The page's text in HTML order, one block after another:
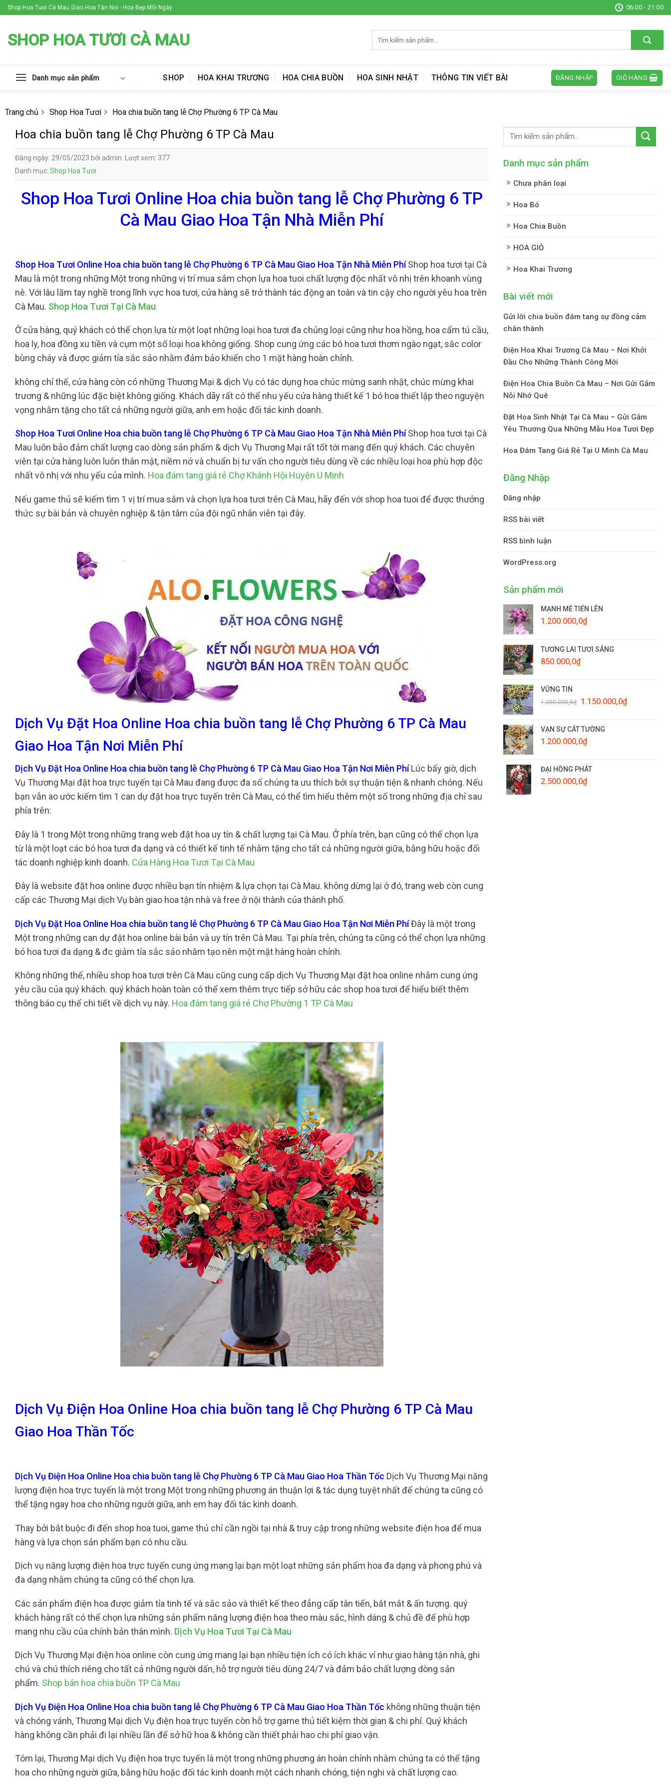
Skip
to
Shop Hoa Tươi Cà Mau Giao Hoa Tận Nơi - Hoa Đẹp Mỗi Ngày 06:00 - 21:00
SHOP HOA TƯƠI CÀ MAU
kiếm:
Danh mục sản phẩm SHOP HOA KHAI TRƯƠNG HOA CHIA BUỒN HOA SINH NHẬT THÔNG TIN VIẾT BÀI ĐĂNG NHẬP GIỎ HÀNG
Trang chủ Shop Hoa Tươi Hoa chia buồn tang lễ Chợ Phường 6 TP Cà Mau
Hoa chia buồn tang lễ Chợ Phường 6 TP Cà Mau
Đăng ngày: 29/05/2023 bởi admin. Lượt xem: 377
Danh mục: Shop Hoa Tươi
Shop Hoa Tươi Online Hoa chia buồn tang lễ Chợ Phường 6 TP
Cà Mau Giao Hoa Tận Nhà Miễn Phí
Shop Hoa Tươi Online Hoa chia buồn tang lễ Chợ Phường 6 TP Cà Mau Giao Hoa Tận Nhà Miễn PhíShop hoa tươi tại Cà
Mau là một trong những Một trong những vị trí mua sắm chọn lựa hoa tuoi chất lượng độc nhất vô nhị trên khoanh vùng
nè. Với lâu lăm tay nghề trong lĩnh vực hoa tươi, cửa hàng sẽ trở thành tác động an toàn và tin cậy cho người yêu hoa trên
Cà Mau. Shop Hoa Tươi Tại Cà Mau
Ở cửa hàng, quý khách có thể chọn lựa từ một loạt những loại hoa tươi đa chủng loại cũng như hoa hồng, hoa cẩm tú cầu,
hoa ly, hoa đồng xu tiền và cụm một số loại hoa không giống. Shop cung ứng các bó hoa tươi thơm ngào ngạt, sắc color
bùng cháy và được giảm tỉa sắc sảo nhằm đảm bảo khiến cho 1 mặt hàng hoàn chỉnh.
không chỉ thế, cửa hàng còn có những Thương Mại & dịch Vụ có tác dụng hoa chúc mừng sanh nhật, chúc mừng khai
trương & những lúc đặc biệt không giống. Khách dãy rất có thể nhu yếu cửa hàng thiết kế 1 bó hoa thiết lập theo nguyện
vọng nhằm tặng cho tất cả những người giữa, anh em hoặc đối tác kinh doanh.
Shop Hoa Tươi Online Hoa chia buồn tang lễ Chợ Phường 6 TP Cà Mau Giao Hoa Tận Nhà Miễn PhíShop hoa tươi tại Cà
Mau luôn bảo đảm chất lượng cao dòng sản phẩm & dịch Vụ Thương Mại rất tốt tới mang đến quý khách. Các chuyên
viên tại cửa hàng luôn luôn thân mật, niềm nở và chuẩn bị tư vấn cho người tiêu dùng về các nhiều loại hoa phù hợp độc
nhất vô nhị với nhu yếu của mình. Hoa đám tang giá rẻ Chợ Khánh Hội Huyện U Minh
Nếu game thủ sẽ kiếm tìm 1 vị trí mua sắm và chọn lựa hoa tươi trên Cà Mau, hãy đến với shop hoa tuoi để được thưởng
thức sự bài bản và chuyên nghiệp & tận tâm của đội ngũ nhân viên tại đây.
Dịch Vụ Đặt Hoa Online Hoa chia buồn tang lễ Chợ Phường 6 TP Cà Mau
Giao Hoa Tận Nơi Miễn Phí
Dịch Vụ Đặt Hoa Online Hoa chia buồn tang lễ Chợ Phường 6 TP Cà Mau Giao Hoa Tận Nơi Miễn PhíLúc bấy giờ, dịch
Vụ Thương Mại đặt hoa trực tuyến tại Cà Mau đang được đa số chúng ta ưu thích bởi sự thuận tiện & nhanh chóng. Nếu
bạn vẫn ao ước kiếm tìm 1 can dự đặt hoa trực tuyến trên Cà Mau, có thể tìm hiểu thêm một số trong những địa chỉ sau
phía trên:
Đây là 1 trong Một trong những trang web đặt hoa uy tín & chất lượng tại Cà Mau. Ở phía trên, bạn cũng có thể chọn lựa
từ là một loạt các bó hoa tươi đa dạng và có thiết kế tinh tế nhằm tặng cho tất cả những người giữa, bằng hữu hoặc đối
tác doanh nghiệp kinh doanh. Cửa Hàng Hoa Tươi Tại Cà Mau
Đây là website đặt hoa online được nhiều bạn tín nhiệm & lựa chọn tại Cà Mau. không dừng lại ở đó, trang web còn cung
cấp các Thương Mại dịch Vụ bàn giao hoa tận nhà và free ở nội thành của thành phố.
Dịch Vụ Đặt Hoa Online Hoa chia buồn tang lễ Chợ Phường 6 TP Cà Mau Giao Hoa Tận Nơi Miễn PhíĐây là một trong
Một trong những can dự đặt hoa online bài bản và uy tín trên Cà Mau. Tại phía trên, chúng ta cũng có thể chọn lựa những
bó hoa tươi đa dạng & đc giảm tỉa sắc sảo nhằm tạo nên một mặt hàng hoàn chỉnh.
Không những thế, nhiều shop hoa tươi trên Cà Mau cũng cung cấp dịch Vụ Thương Mại đặt hoa online nhằm cung ứng
yêu cầu của quý khách. quý khách hoàn toàn có thể xem thêm trực tiếp sở hữu các shop hoa tươi để hiểu biết thêm
thông báo cụ thể chi tiết về dịch vụ này. Hoa đám tang giá rẻ Chợ Phường 1 TP Cà Mau
Dịch Vụ Điện Hoa Online Hoa chia buồn tang lễ Chợ Phường 6 TP Cà Mau
Giao Hoa Thần Tốc
Dịch Vụ Điện Hoa Online Hoa chia buồn tang lễ Chợ Phường 6 TP Cà Mau Giao Hoa Thần Tốc Dịch Vụ Thương Mại năng
lượng điện hoa trực tuyến là một trong Một trong những phương án thuận lợi & tác dụng tuyệt nhất để chúng ta cũng có
thể tặng ngay hoa cho những người giữa, anh em hay đối tác kinh doanh.
Thay bởi bắt buộc đi đến shop hoa tuoi, game thủ chỉ cần ngồi tại nhà & truy cập trong những website điện hoa để mua
hàng và lựa chọn sản phẩm bạn có nhu cầu.
Dịch vụ năng lượng điện hoa trực tuyến cung ứng mang lại bạn một loạt những sản phẩm hoa đa dạng và phong phú và
đa dạng nhằm chúng ta cũng có thể chọn lựa.
Các sản phẩm điện hoa được giảm tỉa tinh tế và sắc sảo và thiết kế theo đẳng cấp tân tiến, bắt mắt & ấn tượng. quý
khách hàng rất có thể chọn lựa những sản phẩm năng lượng điện hoa theo màu sắc, hình dáng & chủ đề để phù hợp
mang nhu cầu của chính bản thân mình. Dịch Vụ Hoa Tươi Tại Cà Mau
Dịch Vụ Thương Mại điện hoa online còn cung ứng mang lại bạn nhiều tiện ích có ích khác ví như giao hàng tận nhà, ghi
chú và chú thích riêng cho tất cả những người dấn, hỗ trợ người tiêu dùng 24/7 và đảm bảo chất lượng dòng sản
phẩm. Shop bán hoa chia buồn TP Cà Mau
Dịch Vụ Điện Hoa Online Hoa chia buồn tang lễ Chợ Phường 6 TP Cà Mau Giao Hoa Thần Tốc không những thuận tiện
và chóng vánh, Thương Mại dịch Vụ điện hoa trực tuyến còn hỗ trợ game thủ tiết kiệm thời gian & chi phí. Quý khách
hàng không cần phải đi lại nhiều lần để sở hữ hoa & không cần thiết phải hao chi phí giao vận.
Tóm lại, Thương Mại dịch Vụ điện hoa trực tuyến là một trong những phương án hoàn chỉnh nhằm chúng ta có thể tặng
hoa cho những người giữa, bằng hữu hoặc đối tác kinh doanh một cách nhanh chóng, tiện nghi và chất lượng cao.
Danh mục sản phẩm
Chưa phân loại
Hoa Bó
Hoa Chia Buồn
HOA GIỎ
Hoa Khai Trương
Bài viết mới
Gửi lời chia buồn đám tang sự đồng cảm
chân thành
Điện Hoa Khai Trương Cà Mau – Nơi Khởi
Đầu Cho Những Thành Công Mới
Điện Hoa Chia Buồn Cà Mau – Nơi Gửi Gắm
Nỗi Nhớ Quê
Đặt Hoa Sinh Nhật Tại Cà Mau – Gửi Gắm
Yêu Thương Qua Những Mẫu Hoa Tươi Đẹp
Hoa Đám Tang Giá Rẻ Tại U Minh Cà Mau
Đăng Nhập
Đăng nhập
RSS bài viết
RSS bình luận
WordPress.org
Sản phẩm mới
MẠNH MẼ TIẾN LÊN
1.200.000,0₫
TƯƠNG LAI TƯƠI SÁNG
850.000,0₫
VỮNG TIN
1.200.000,0₫
Giá
1.200.000,0₫.
1.150.000,0₫Giá
VẠN SỰ CÁT TƯỜNG
1.200.000,0₫
ĐẠI HỒNG PHÁT
2.500.000,0₫